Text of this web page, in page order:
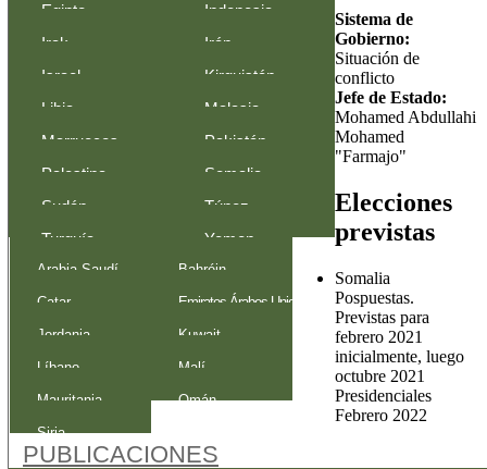
Egipto
Indonesia
Irak
Irán
Israel
Kirguistán
Libia
Malasia
Marruecos
Pakistán
Palestina
Somalia
Sudán
Túnez
Turquía
Yemen
Arabia Saudí
Bahréin
Catar
Emiratos Árabes Unidos
Jordania
Kuwait
Líbano
Malí
Mauritania
Omán
Siria
PUBLICACIONES
Sistema de
Gobierno:
Situación de
conflicto
Jefe de Estado:
Mohamed Abdullahi
Mohamed
"Farmajo"
Elecciones
previstas
Somalia
Pospuestas.
Previstas para
febrero 2021
inicialmente, luego
octubre 2021
Presidenciales
Febrero 2022